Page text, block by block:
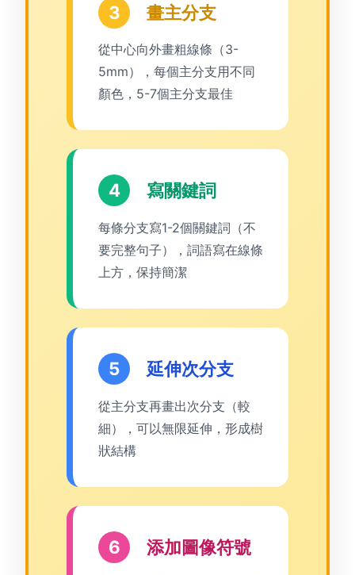
3 畫主分支
從中心向外畫粗線條（3-
5mm），每個主分支用不同
顏色，5-7個主分支最佳
4 寫關鍵詞
每條分支寫1-2個關鍵詞（不
要完整句子），詞語寫在線條
上方，保持簡潔
5 延伸次分支
從主分支再畫出次分支（較
細），可以無限延伸，形成樹
狀結構
6 添加圖像符號